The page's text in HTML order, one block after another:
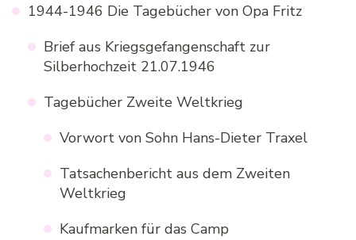
1944-1946 Die Tagebücher von Opa Fritz
Brief aus Kriegsgefangenschaft zur
Silberhochzeit 21.07.1946
Tagebücher Zweite Weltkrieg
Vorwort von Sohn Hans-Dieter Traxel
Tatsachenbericht aus dem Zweiten
Weltkrieg
Kaufmarken für das Camp